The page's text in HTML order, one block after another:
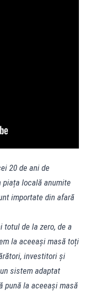
20 de ani de
piața locală anumite
importate din afară
totul de la zero, de a
la aceeași masă toți
investitori și
sistem adaptat
pună la aceeași masă